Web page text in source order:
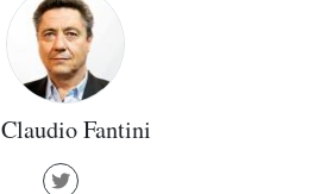
Claudio Fantini